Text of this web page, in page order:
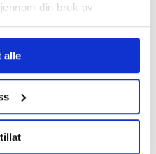
din bruk av
alle